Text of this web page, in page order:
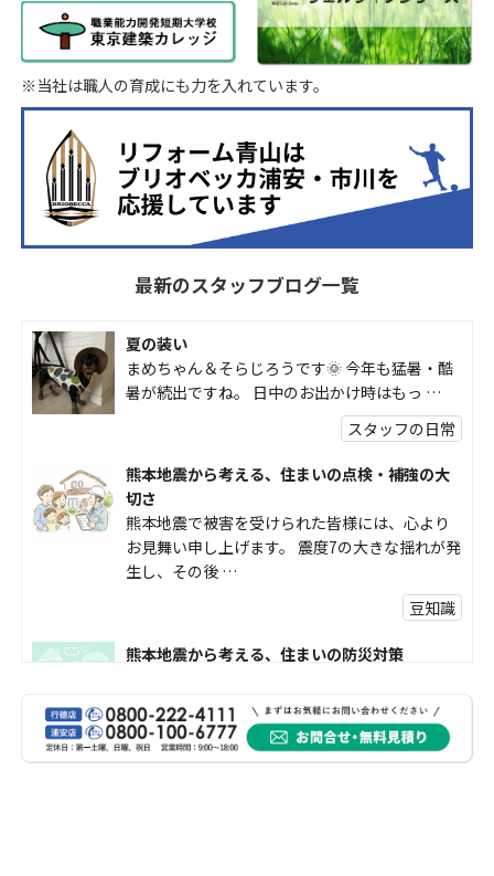
※当社は職人の育成にも力を入れています。
最新のスタッフブログ一覧
夏の装い
まめちゃん＆そらじろうです🌞 今年も猛暑・酷
暑が続出ですね。 日中のお出かけ時はもっ …
スタッフの日常
熊本地震から考える、住まいの点検・補強の大
切さ
熊本地震で被害を受けられた皆様には、心より
お見舞い申し上げます。 震度7の大きな揺れが発
生し、その後 …
豆知識
熊本地震から考える、住まいの防災対策
受けられた皆様に、心よりお見舞い申し上げま
す。 今回の地震 …
社長コラム